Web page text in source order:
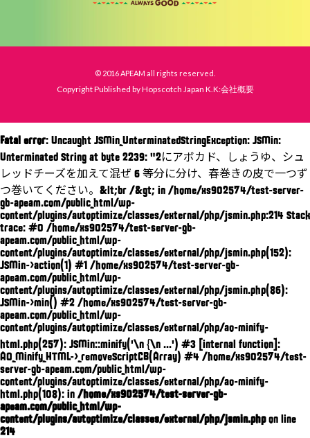
© 2016 APEAM all rights reserved.
Copyright Published by Hopscotch Japan K.K:会社概要
Fatal error: Uncaught JSMin_UnterminatedStringException: JSMin:
Unterminated String at byte 2239: "2にアボカド、しょうゆ、シュ
レッドチーズを加えて混ぜ 6 等分に分け、春巻きの皮で一つず
つ巻いてください。&lt;br /&gt; in /home/xs902574/test-server-
gb-apeam.com/public_html/wp-
content/plugins/autoptimize/classes/external/php/jsmin.php:214 Stack
trace: #0 /home/xs902574/test-server-gb-
apeam.com/public_html/wp-
content/plugins/autoptimize/classes/external/php/jsmin.php(152):
JSMin->action(1) #1 /home/xs902574/test-server-gb-
apeam.com/public_html/wp-
content/plugins/autoptimize/classes/external/php/jsmin.php(86):
JSMin->min() #2 /home/xs902574/test-server-gb-
apeam.com/public_html/wp-
content/plugins/autoptimize/classes/external/php/ao-minify-
html.php(257): JSMin::minify('\n {\n ...') #3 [internal function]:
AO_Minify_HTML->_removeScriptCB(Array) #4 /home/xs902574/test-
server-gb-apeam.com/public_html/wp-
content/plugins/autoptimize/classes/external/php/ao-minify-
html.php(108): in /home/xs902574/test-server-gb-
apeam.com/public_html/wp-
content/plugins/autoptimize/classes/external/php/jsmin.phpon line
214